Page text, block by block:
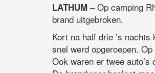
LATHUM – Op camping
brand uitgebroken.
Kort na half drie ’s
snel werd opgeroepen.
Ook waren er twee